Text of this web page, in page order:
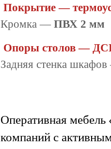
Покрытие —
Кромка —ПВХ 2 мм
Опоры столов —
Задняя стенка
Оперативная
компаний с